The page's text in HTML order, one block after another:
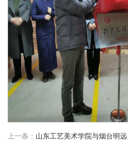
上一条： 山东工艺美术学院与烟台明远...